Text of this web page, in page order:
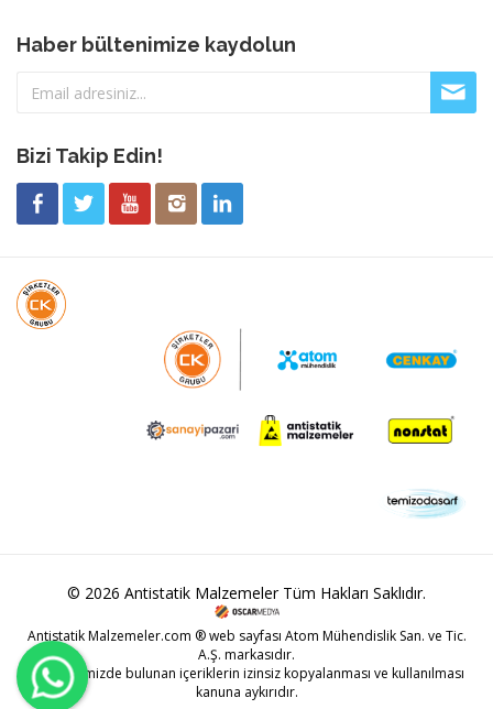
Haber bültenimize kaydolun
Bizi Takip Edin!
© 2026 Antistatik Malzemeler Tüm Hakları Saklıdır.
Antistatik Malzemeler.com ® web sayfası Atom Mühendislik San. ve Tic.
A.Ş. markasıdır.
Web sitemizde bulunan içeriklerin izinsiz kopyalanması ve kullanılması
kanuna aykırıdır.